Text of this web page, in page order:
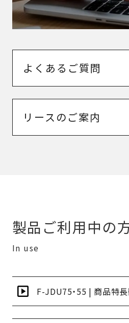
よくあるご質問
リースのご案内
製品ご利用中の
In use
F-JDU75・55 | 商品特